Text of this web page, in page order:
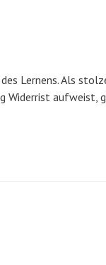
Lernens. Als
Widerrist aufweist,